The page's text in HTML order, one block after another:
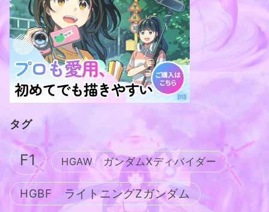
タグ
F1 HGAW ガンダムXディバイダー
HGBF ライトニングZガンダム